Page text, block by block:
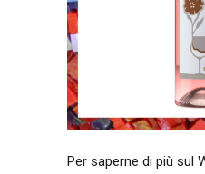
Per saperne di più sul